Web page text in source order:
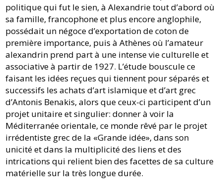
politique qui fut le sien, à Alexandrie tout d’abord où
sa famille, francophone et plus encore anglophile,
possédait un négoce d’exportation de coton de
première importance, puis à Athènes où l’amateur
alexandrin prend part à une intense vie culturelle et
associative à partir de 1927. L’étude bouscule ce
faisant les idées reçues qui tiennent pour séparés et
successifs les achats d’art islamique et d’art grec
d’Antonis Benakis, alors que ceux-ci participent d’un
projet unitaire et singulier: donner à voir la
Méditerranée orientale, ce monde rêvé par le projet
irrédentiste grec de la «Grande idée», dans son
unicité et dans la multiplicité des liens et des
intrications qui relient bien des facettes de sa culture
matérielle sur la très longue durée.